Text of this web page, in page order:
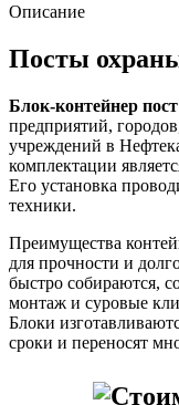
Описание
Посты
Блок-контейнер
предприятий,
учреждений в
комплектации
Его установка
техники.
Преимущества
для прочности и
быстро собираются,
монтаж и суровые
Блоки
сроки и переносят